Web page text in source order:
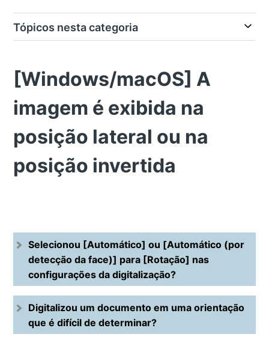
Tópicos nesta categoria
[Windows/macOS] A
imagem é exibida na
posição lateral ou na
posição invertida
Selecionou [Automático] ou [Automático (por
detecção da face)] para [Rotação] nas
configurações da digitalização?
Digitalizou um documento em uma orientação
que é difícil de determinar?